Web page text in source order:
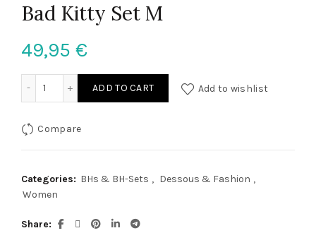
Bad Kitty Set M
49,95 €
ADD TO CART Add to wishlist
Compare
Categories: BHs & BH-Sets , Dessous & Fashion ,
Women
Share